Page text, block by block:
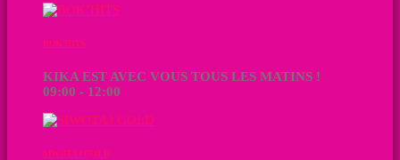
BOK’HITS
KIKA EST AVEC VOUS TOUS LES MATINS !
09:00 - 12:00
SIWOTAJ GOLD